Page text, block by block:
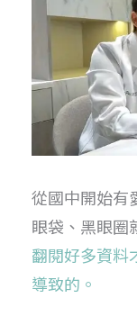
從國中開始有
眼袋、黑眼圈
翻閱好多資料
導致的。